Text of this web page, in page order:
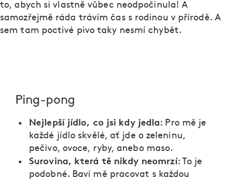
to, abych si vlastně vůbec neodpočinula! A
samozřejmě ráda trávím čas s rodinou v přírodě. A
sem tam poctivé pivo taky nesmí chybět.
Ping-pong
Nejlepší jídlo, co jsi kdy jedla: Pro mě je
každé jídlo skvělé, ať jde o zeleninu,
pečivo, ovoce, ryby, anebo maso.
Surovina, která tě nikdy neomrzí: To je
podobné. Baví mě pracovat s každou